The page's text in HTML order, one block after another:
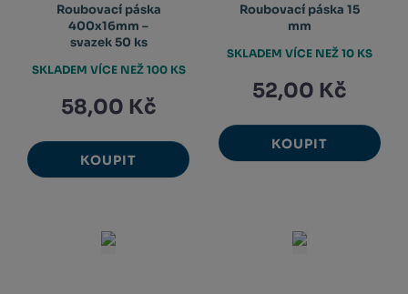
Roubovací páska
400x16mm –
svazek 50 ks
58,00 Kč
KOUPIT
SKLADEM VÍCE NEŽ 100 KS
Roubovací páska 15
mm
52,00 Kč
KOUPIT
SKLADEM VÍCE NEŽ 10 KS